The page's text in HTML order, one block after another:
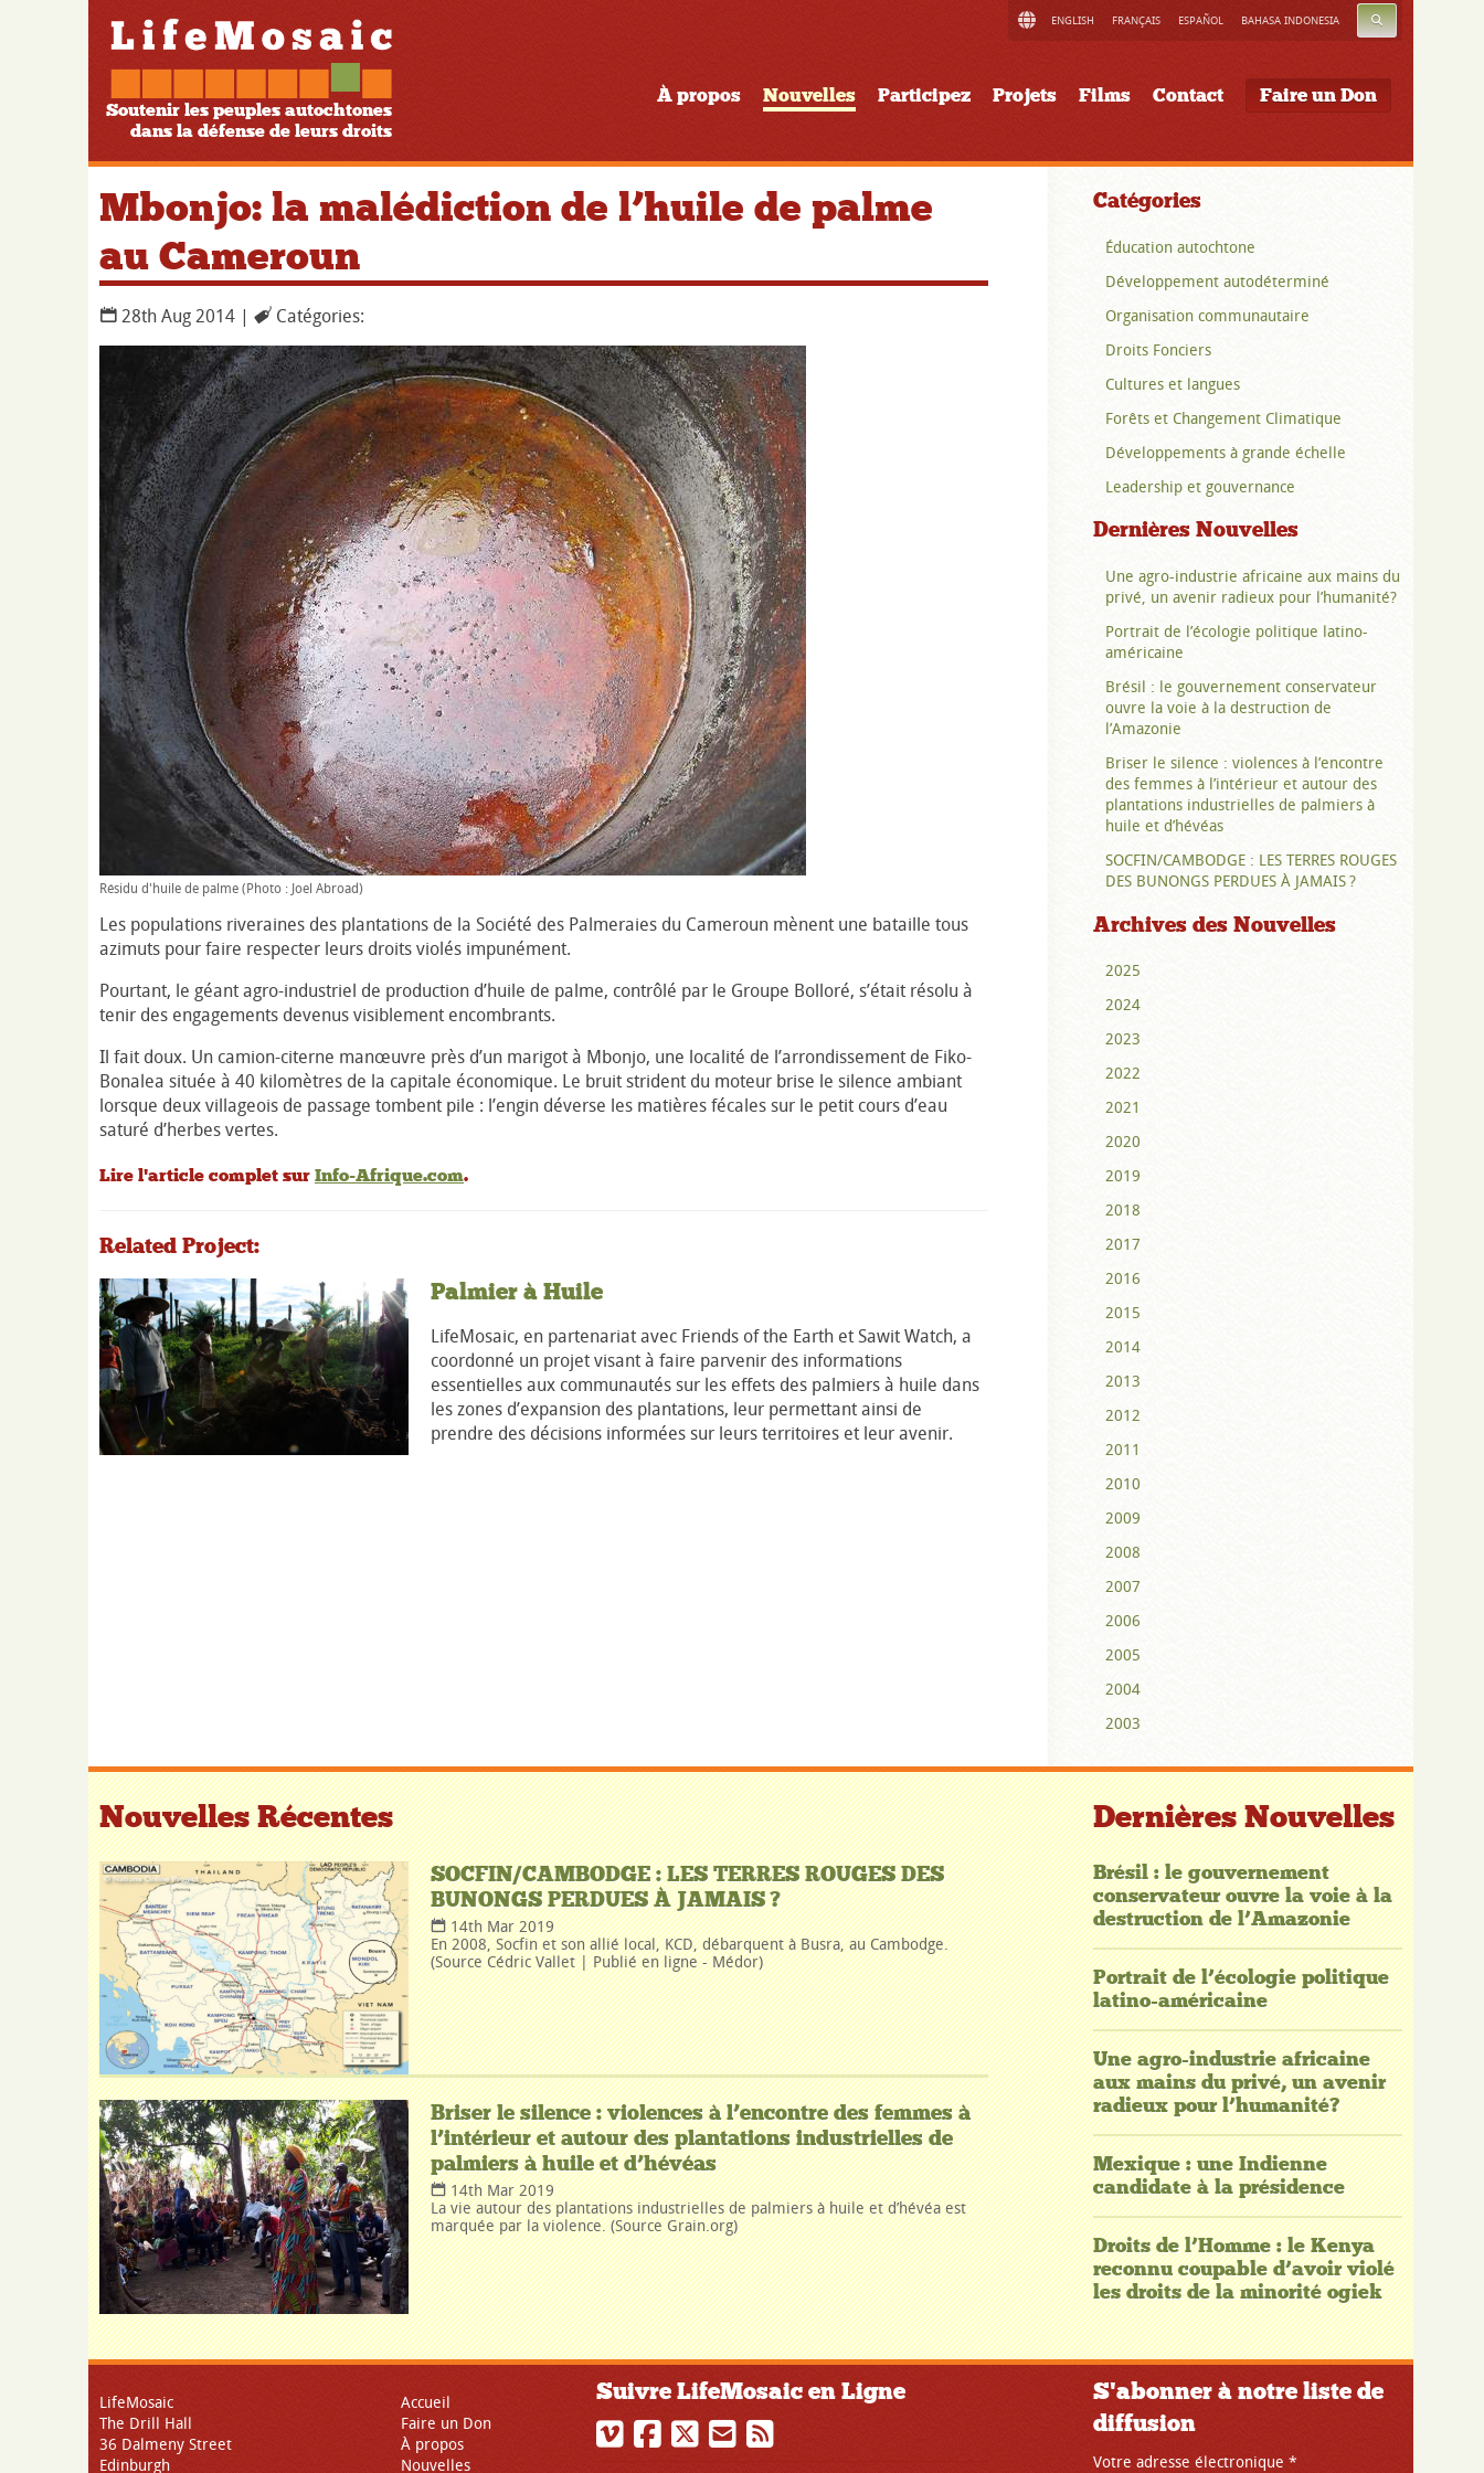
Soutenir les peuples autochtones
dans la défense de leurs droits
ENGLISH FRANÇAIS ESPAÑOL BAHASA INDONESIA RECHERCHE
À propos Nouvelles Participez Projets Films Contact Faire un Don
Mbonjo: la malédiction de l’huile de palme
au Cameroun
28th Aug 2014 | Catégories:
Résidu d'huile de palme (Photo : Joel Abroad)
Les populations riveraines des plantations de la Société des Palmeraies du Cameroun mènent une bataille tous
azimuts pour faire respecter leurs droits violés impunément.
Pourtant, le géant agro-industriel de production d’huile de palme, contrôlé par le Groupe Bolloré, s’était résolu à
tenir des engagements devenus visiblement encombrants.
Il fait doux. Un camion-citerne manœuvre près d’un marigot à Mbonjo, une localité de l’arrondissement de Fiko-
Bonalea située à 40 kilomètres de la capitale économique. Le bruit strident du moteur brise le silence ambiant
lorsque deux villageois de passage tombent pile : l’engin déverse les matières fécales sur le petit cours d’eau
saturé d’herbes vertes.
Lire l'article complet sur Info-Afrique.com.
Related Project:
Palmier à Huile
LifeMosaic, en partenariat avec Friends of the Earth et Sawit Watch, a
coordonné un projet visant à faire parvenir des informations
essentielles aux communautés sur les effets des palmiers à huile dans
les zones d’expansion des plantations, leur permettant ainsi de
prendre des décisions informées sur leurs territoires et leur avenir.
Catégories
Éducation autochtone
Développement autodéterminé
Organisation communautaire
Droits Fonciers
Cultures et langues
Forêts et Changement Climatique
Développements à grande échelle
Leadership et gouvernance
Dernières Nouvelles
Une agro-industrie africaine aux mains du
privé, un avenir radieux pour l’humanité?
Portrait de l’écologie politique latino-
américaine
Brésil : le gouvernement conservateur
ouvre la voie à la destruction de
l’Amazonie
Briser le silence : violences à l’encontre
des femmes à l’intérieur et autour des
plantations industrielles de palmiers à
huile et d’hévéas
SOCFIN/CAMBODGE : LES TERRES ROUGES
DES BUNONGS PERDUES À JAMAIS ?
Archives des Nouvelles
2025
2024
2023
2022
2021
2020
2019
2018
2017
2016
2015
2014
2013
2012
2011
2010
2009
2008
2007
2006
2005
2004
2003
Nouvelles Récentes
SOCFIN/CAMBODGE : LES TERRES ROUGES DES
BUNONGS PERDUES À JAMAIS ?
14th Mar 2019
En 2008, Socfin et son allié local, KCD, débarquent à Busra, au Cambodge.
(Source Cédric Vallet | Publié en ligne - Médor)
Briser le silence : violences à l’encontre des femmes à
l’intérieur et autour des plantations industrielles de
palmiers à huile et d’hévéas
14th Mar 2019
La vie autour des plantations industrielles de palmiers à huile et d’hévéa est
marquée par la violence. (Source Grain.org)
Dernières Nouvelles
Brésil : le gouvernement
conservateur ouvre la voie à la
destruction de l’Amazonie
Portrait de l’écologie politique
latino-américaine
Une agro-industrie africaine
aux mains du privé, un avenir
radieux pour l’humanité?
Mexique : une Indienne
candidate à la présidence
Droits de l’Homme : le Kenya
reconnu coupable d’avoir violé
les droits de la minorité ogiek
LifeMosaic
The Drill Hall
36 Dalmeny Street
Edinburgh
Accueil
Faire un Don
À propos
Nouvelles
Suivre LifeMosaic en Ligne
S'abonner à notre liste de
diffusion
Votre adresse électronique *